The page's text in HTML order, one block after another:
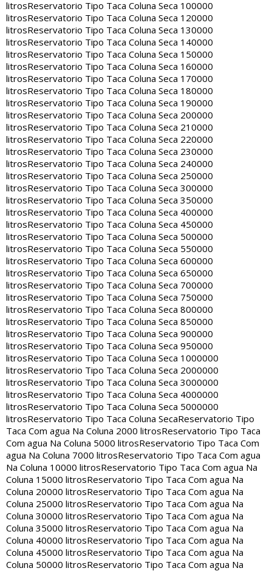
litrosReservatorio Tipo Taca Coluna Seca 100000
litrosReservatorio Tipo Taca Coluna Seca 120000
litrosReservatorio Tipo Taca Coluna Seca 130000
litrosReservatorio Tipo Taca Coluna Seca 140000
litrosReservatorio Tipo Taca Coluna Seca 150000
litrosReservatorio Tipo Taca Coluna Seca 160000
litrosReservatorio Tipo Taca Coluna Seca 170000
litrosReservatorio Tipo Taca Coluna Seca 180000
litrosReservatorio Tipo Taca Coluna Seca 190000
litrosReservatorio Tipo Taca Coluna Seca 200000
litrosReservatorio Tipo Taca Coluna Seca 210000
litrosReservatorio Tipo Taca Coluna Seca 220000
litrosReservatorio Tipo Taca Coluna Seca 230000
litrosReservatorio Tipo Taca Coluna Seca 240000
litrosReservatorio Tipo Taca Coluna Seca 250000
litrosReservatorio Tipo Taca Coluna Seca 300000
litrosReservatorio Tipo Taca Coluna Seca 350000
litrosReservatorio Tipo Taca Coluna Seca 400000
litrosReservatorio Tipo Taca Coluna Seca 450000
litrosReservatorio Tipo Taca Coluna Seca 500000
litrosReservatorio Tipo Taca Coluna Seca 550000
litrosReservatorio Tipo Taca Coluna Seca 600000
litrosReservatorio Tipo Taca Coluna Seca 650000
litrosReservatorio Tipo Taca Coluna Seca 700000
litrosReservatorio Tipo Taca Coluna Seca 750000
litrosReservatorio Tipo Taca Coluna Seca 800000
litrosReservatorio Tipo Taca Coluna Seca 850000
litrosReservatorio Tipo Taca Coluna Seca 900000
litrosReservatorio Tipo Taca Coluna Seca 950000
litrosReservatorio Tipo Taca Coluna Seca 1000000
litrosReservatorio Tipo Taca Coluna Seca 2000000
litrosReservatorio Tipo Taca Coluna Seca 3000000
litrosReservatorio Tipo Taca Coluna Seca 4000000
litrosReservatorio Tipo Taca Coluna Seca 5000000
litrosReservatorio Tipo Taca Coluna SecaReservatorio Tipo
Taca Com agua Na Coluna 2000 litrosReservatorio Tipo Taca
Com agua Na Coluna 5000 litrosReservatorio Tipo Taca Com
agua Na Coluna 7000 litrosReservatorio Tipo Taca Com agua
Na Coluna 10000 litrosReservatorio Tipo Taca Com agua Na
Coluna 15000 litrosReservatorio Tipo Taca Com agua Na
Coluna 20000 litrosReservatorio Tipo Taca Com agua Na
Coluna 25000 litrosReservatorio Tipo Taca Com agua Na
Coluna 30000 litrosReservatorio Tipo Taca Com agua Na
Coluna 35000 litrosReservatorio Tipo Taca Com agua Na
Coluna 40000 litrosReservatorio Tipo Taca Com agua Na
Coluna 45000 litrosReservatorio Tipo Taca Com agua Na
Coluna 50000 litrosReservatorio Tipo Taca Com agua Na